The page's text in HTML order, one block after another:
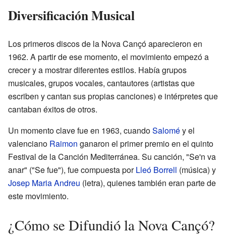
Diversificación Musical
Los primeros discos de la Nova Cançó aparecieron en
1962. A partir de ese momento, el movimiento empezó a
crecer y a mostrar diferentes estilos. Había grupos
musicales, grupos vocales, cantautores (artistas que
escriben y cantan sus propias canciones) e intérpretes que
cantaban éxitos de otros.
Un momento clave fue en 1963, cuandoSaloméy el
valenciano Raimon ganaron el primer premio en el quinto
Festival de la Canción Mediterránea. Su canción, "Se'n va
anar" ("Se fue"), fue compuesta porLleó Borrell (música) y
Josep Maria Andreu (letra), quienes también eran parte de
este movimiento.
¿Cómo se Difundió la Nova Cançó?